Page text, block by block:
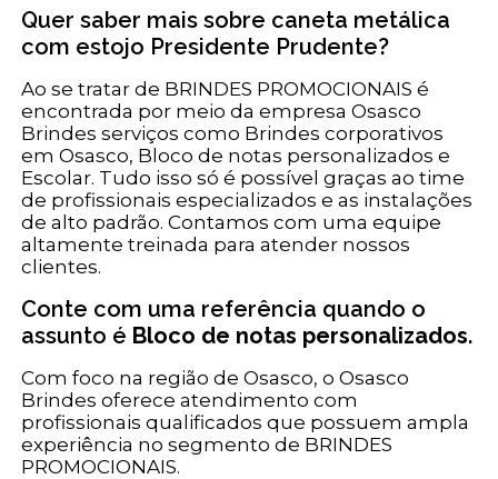
Quer saber mais sobre caneta metálica
com estojo Presidente Prudente?
Ao se tratar de BRINDES PROMOCIONAIS é
encontrada por meio da empresa Osasco
Brindes serviços como Brindes corporativos
em Osasco, Bloco de notas personalizados e
Escolar. Tudo isso só é possível graças ao time
de profissionais especializados e as instalações
de alto padrão. Contamos com uma equipe
altamente treinada para atender nossos
clientes.
Conte com uma referência quando o
assunto é Bloco de notas personalizados.
Com foco na região de Osasco, o Osasco
Brindes oferece atendimento com
profissionais qualificados que possuem ampla
experiência no segmento de BRINDES
PROMOCIONAIS.